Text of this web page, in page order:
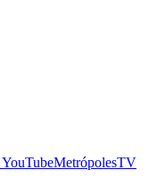
YouTubeMetrópolesTV